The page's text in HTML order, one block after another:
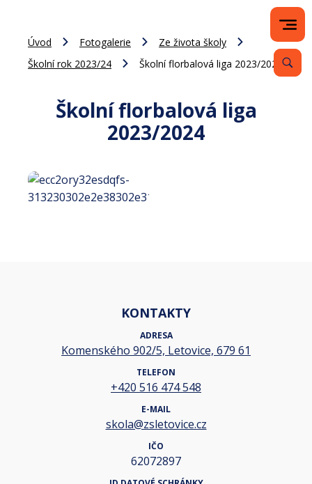
Úvod Fotogalerie
Ze života školy
Školní rok 2023/24
Školní florbalová liga 2023/2024
Školní florbalová liga
2023/2024
KONTAKTY
ADRESA
Komenského 902/5, Letovice, 679 61
TELEFON
+420 516 474 548
E-MAIL
skola@zsletovice.cz
IČO
62072897